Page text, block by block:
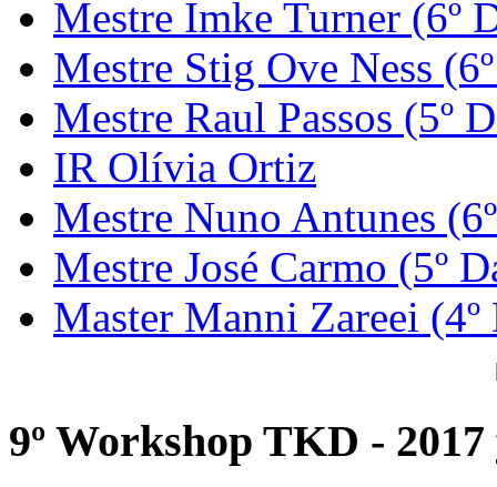
Mestre Imke Turner (6º
Mestre Stig Ove Ness
Mestre Raul Passos (5º
IR Olívia Ortiz
Mestre Nuno Antunes
Mestre José Carmo (5º
Master Manni Zareei (4º
9º Workshop TKD - 2017